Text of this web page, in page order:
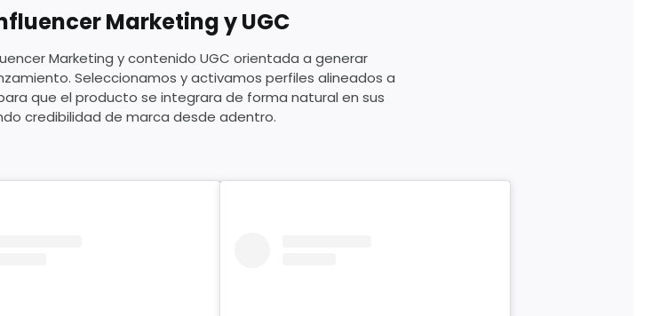
Marketing y UGC
Marketing y contenido UGC orientada a generar
Seleccionamos y activamos perfiles alineados a
que el producto se integrara de forma natural en sus
credibilidad de marca desde adentro.